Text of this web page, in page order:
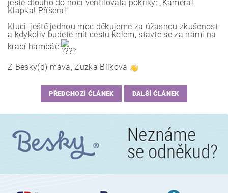
ještě dlouho do noci ventilovala pokřiky: „Kamera!
Klapka! Příšera!”
Kluci, ještě jednou moc děkujeme za úžasnou zkušenost
a kdykoliv budete mít cestu kolem, stavte se za námi na
krabí hambáč
Z Besky(d) mává, Zuzka Bílková
PŘEDCHOZÍ ČLÁNEK DALŠÍ ČLÁNEK